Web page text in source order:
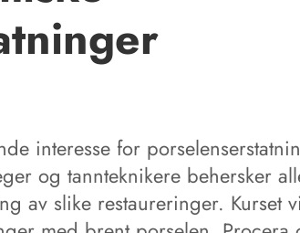
interesse for
og tannteknikere behersker
av slike restaureringer. Kurset